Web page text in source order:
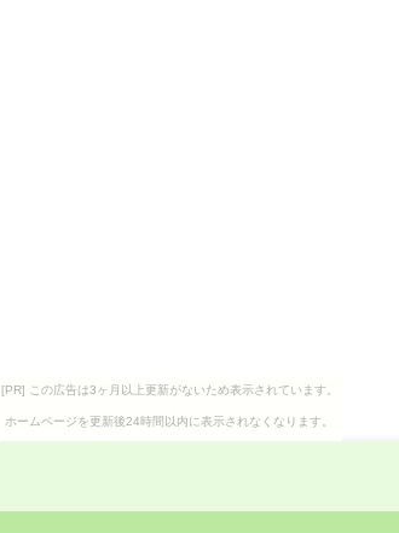
[PR] この広告は3ヶ月以上更新がないため表示されています。
ホームページを更新後24時間以内に表示されなくなります。